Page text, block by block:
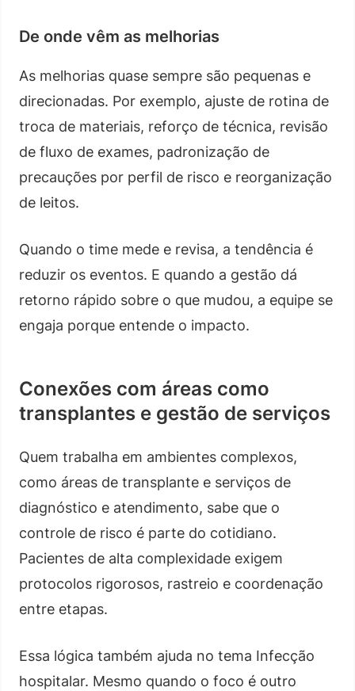
De onde vêm as melhorias
As melhorias quase sempre são pequenas e
direcionadas. Por exemplo, ajuste de rotina de
troca de materiais, reforço de técnica, revisão
de fluxo de exames, padronização de
precauções por perfil de risco e reorganização
de leitos.
Quando o time mede e revisa, a tendência é
reduzir os eventos. E quando a gestão dá
retorno rápido sobre o que mudou, a equipe se
engaja porque entende o impacto.
Conexões com áreas como
transplantes e gestão de serviços
Quem trabalha em ambientes complexos,
como áreas de transplante e serviços de
diagnóstico e atendimento, sabe que o
controle de risco é parte do cotidiano.
Pacientes de alta complexidade exigem
protocolos rigorosos, rastreio e coordenação
entre etapas.
Essa lógica também ajuda no tema Infecção
hospitalar. Mesmo quando o foco é outro